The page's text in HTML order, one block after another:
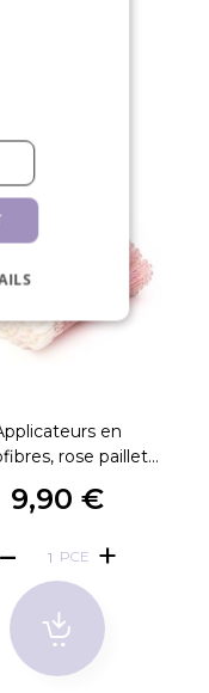
en
rose pailleté
9,90 €
PCE